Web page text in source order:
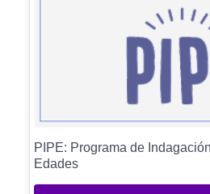
PIPE: Programa de
Edades